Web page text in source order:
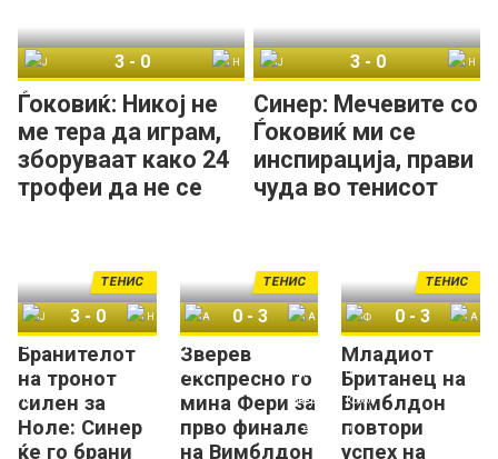
Ѓоковиќ: Никој не
ме тера да играм,
зборуваат како 24
трофеи да не се
3-0
Синер: Мечевите со
Ѓоковиќ ми се
инспирација, прави
чуда во тенисот
3-0
Бранителот
на тронот
силен за
Ноле: Синер
ќе го брани
ТЕНИС
Јаник Синер
3 - 0
Зверев
експресно го
мина Фери за
прво финале
на Вимблдон
ТЕНИС
Артур Фери
0- 3
Младиот
Британец на
Вимблдон
повтори
успех на
ТЕНИС
Флавио Коболи
0- 3